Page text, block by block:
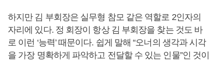
하지만 김 부회장은 실무형 참모 같은 역할로 2인자의
자리에 있다. 정 회장이 항상 김 부회장을 찾는 것도 바
로 이런 ‘능력’ 때문이다. 쉽게 말해 “오너의 생각과 시각
을 가장 명확하게 파악하고 전달할 수 있는 인물”인 것이